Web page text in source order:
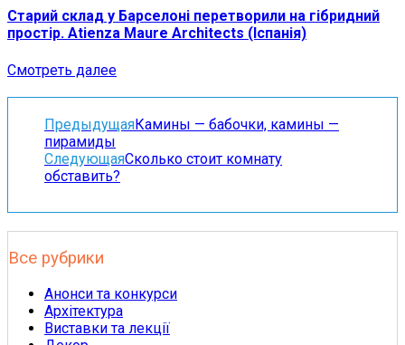
Старий склад у Барселоні перетворили на гібридний
простір. Atienza Maure Architects (Іспанія)
Смотреть далее
ПредыдущаяКамины — бабочки, камины —
пирамиды
СледующаяСколько стоит комнату
обставить?
Все рубрики
Анонси та конкурси
Архітектура
Виставки та лекції